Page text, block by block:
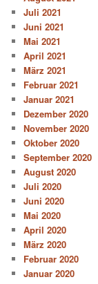
Juli 2021
Juni 2021
Mai 2021
April 2021
März 2021
Februar 2021
Januar 2021
Dezember 2020
November 2020
Oktober 2020
September 2020
August 2020
Juli 2020
Juni 2020
Mai 2020
April 2020
März 2020
Februar 2020
Januar 2020